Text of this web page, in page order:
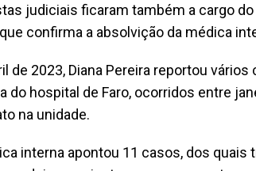
judiciais ficaram também a cargo
confirma a absolvição da médica
de 2023, Diana Pereira reportou
do hospital de Faro, ocorridos entre
na unidade.
interna apontou 11 casos, dos